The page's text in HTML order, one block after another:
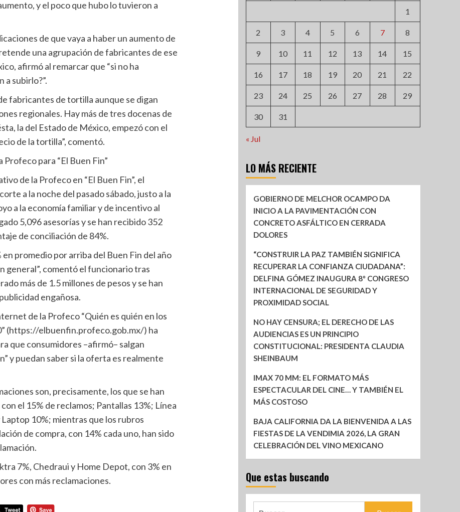
y el poco que hubo lo tuvieron a
de que vaya a haber un aumento de
una agrupación de fabricantes de ese
afirmó al remarcar que “si no ha
a subirlo?”.
fabricantes de tortilla aunque se digan
regionales. Hay más de tres docenas de
la del Estado de México, empezó con el
de la tortilla”, comentó.
para “El Buen Fin”
de la Profeco en “El Buen Fin”, el
a la noche del pasado sábado, justo a la
a la economía familiar y de incentivo al
5,096 asesorías y se han recibido 352
de conciliación de 84%.
en promedio por arriba del Buen Fin del año
general”, comentó el funcionario tras
más de 1.5 millones de pesos y se han
engañosa.
de la Profeco “Quién es quién en los
(https://elbuenfin.profeco.gob.mx/) ha
que consumidores –afirmó– salgan
y puedan saber si la oferta es realmente
son, precisamente, los que se han
el 15% de reclamos; Pantallas 13%; Línea
10%; mientras que los rubros
de compra, con 14% cada uno, han sido
7%, Chedraui y Home Depot, con 3% en
con más reclamaciones.
1
2 3 4 5 6 7 8
9 10 11 12 13 14 15
16 17 18 19 20 21 22
23 24 25 26 27 28 29
30 31
« Jul
LO MÁS RECIENTE
GOBIERNO DE MELCHOR OCAMPO DA
INICIO A LA PAVIMENTACIÓN CON
CONCRETO ASFÁLTICO EN CERRADA
DOLORES
“CONSTRUIR LA PAZ TAMBIÉN SIGNIFICA
RECUPERAR LA CONFIANZA CIUDADANA”:
DELFINA GÓMEZ INAUGURA 8º CONGRESO
INTERNACIONAL DE SEGURIDAD Y
PROXIMIDAD SOCIAL
NO HAY CENSURA; EL DERECHO DE LAS
AUDIENCIAS ES UN PRINCIPIO
CONSTITUCIONAL: PRESIDENTA CLAUDIA
SHEINBAUM
IMAX 70 MM: EL FORMATO MÁS
ESPECTACULAR DEL CINE… Y TAMBIÉN EL
MÁS COSTOSO
BAJA CALIFORNIA DA LA BIENVENIDA A LAS
FIESTAS DE LA VENDIMIA 2026, LA GRAN
CELEBRACIÓN DEL VINO MEXICANO
Que estas buscando